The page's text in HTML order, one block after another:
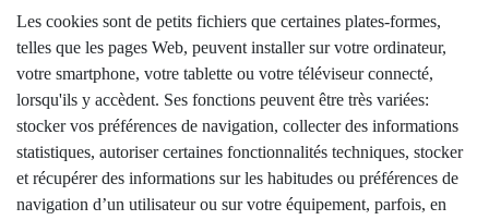
Les cookies sont de petits fichiers que certaines plates-formes,
telles que les pages Web, peuvent installer sur votre ordinateur,
votre smartphone, votre tablette ou votre téléviseur connecté,
lorsqu'ils y accèdent. Ses fonctions peuvent être très variées:
stocker vos préférences de navigation, collecter des informations
statistiques, autoriser certaines fonctionnalités techniques, stocker
et récupérer des informations sur les habitudes ou préférences de
navigation d’un utilisateur ou sur votre équipement, parfois, en